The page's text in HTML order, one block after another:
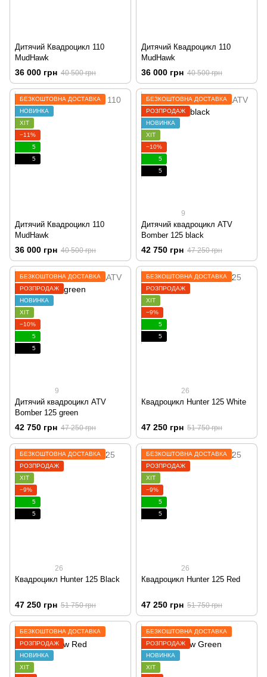
Дитячий Квадроцикл 110
MudHawk
36 000 грн 40 500 грн
Дитячий Квадроцикл 110
MudHawk
36 000 грн 40 500 грн
БЕЗКОШТОВНА ДОСТАВКА
НОВИНКА
ХІТ
−11%
5
5
Дитячий Квадроцикл 110
MudHawk
36 000 грн 40 500 грн
БЕЗКОШТОВНА ДОСТАВКА
РОЗПРОДАЖ
НОВИНКА
ХІТ
−10%
5
5
9
Дитячий квадроцикл ATV
Bomber 125 black
42 750 грн 47 250 грн
БЕЗКОШТОВНА ДОСТАВКА
РОЗПРОДАЖ
НОВИНКА
ХІТ
−10%
5
5
9
Дитячий квадроцикл ATV
Bomber 125 green
42 750 грн 47 250 грн
БЕЗКОШТОВНА ДОСТАВКА
РОЗПРОДАЖ
ХІТ
−9%
5
5
26
Квадроцикл Hunter 125 White
47 250 грн 51 750 грн
БЕЗКОШТОВНА ДОСТАВКА
РОЗПРОДАЖ
ХІТ
−9%
5
5
26
Квадроцикл Hunter 125 Black
47 250 грн 51 750 грн
БЕЗКОШТОВНА ДОСТАВКА
РОЗПРОДАЖ
ХІТ
−9%
5
5
26
Квадроцикл Hunter 125 Red
47 250 грн 51 750 грн
БЕЗКОШТОВНА ДОСТАВКА
РОЗПРОДАЖ
НОВИНКА
ХІТ
БЕЗКОШТОВНА ДОСТАВКА
РОЗПРОДАЖ
НОВИНКА
ХІТ